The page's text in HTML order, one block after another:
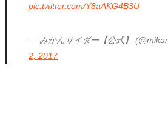
pic.twitter.com/Y8aAKG4B3U
— みかんサイダー【公式】
2, 2017